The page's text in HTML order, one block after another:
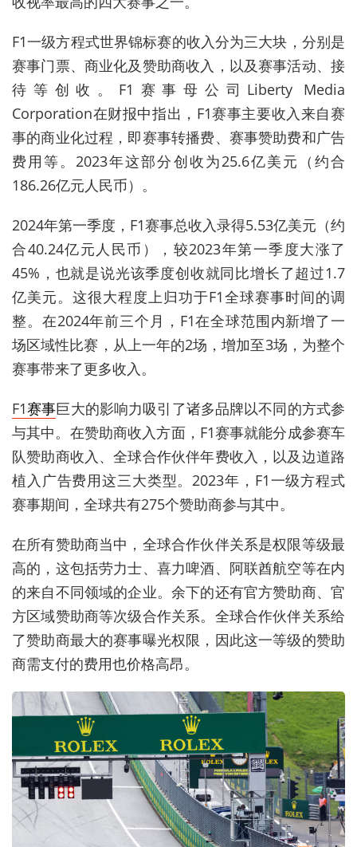
F1一级方程式世界锦标赛的收入分为三大块，分别是
赛事门票、商业化及赞助商收入，以及赛事活动、接
待等创收。 F1 赛事母公司 Liberty Media
Corporation在财报中指出， F1赛事主要收入来自赛
事的商业化过程，即赛事转播费、赛事赞助费和广告
费用等。2023年这部分创收为25.6亿美元（约合
186.26亿元人民币）。
2024年第一季度， F1赛事总收入录得5.53亿美元（约
合40.24亿元人民币），较2023年第一季度大涨了
45% ，也就是说光该季度创收就同比增长了超过1.7
亿美元。这很大程度上归功于F1全球赛事时间的调
整。在2024年前三个月， F1在全球范围内新增了一
场区域性比赛，从上一年的2场，增加至3场，为整个
赛事带来了更多收入。
F1赛事巨大的影响力吸引了诸多品牌以不同的方式参
与其中。在赞助商收入方面， F1赛事就能分成参赛车
队赞助商收入、全球合作伙伴年费收入，以及边道路
植入广告费用这三大类型。2023年， F1一级方程式
赛事期间，全球共有275个赞助商参与其中。
在所有赞助商当中，全球合作伙伴关系是权限等级最
高的，这包括劳力士、喜力啤酒、阿联酋航空等在内
的来自不同领域的企业。余下的还有官方赞助商、官
方区域赞助商等次级合作关系。全球合作伙伴关系给
了赞助商最大的赛事曝光权限，因此这一等级的赞助
商需支付的费用也价格高昂。